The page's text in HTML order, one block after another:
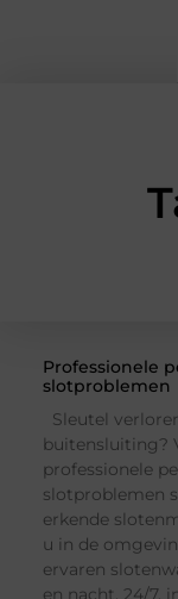
Professionele
slotproblemen
Sleutel
buitensluiting?
professionele
slotproblemen
erkende
u in de
ervaren
en nacht, 24/7,